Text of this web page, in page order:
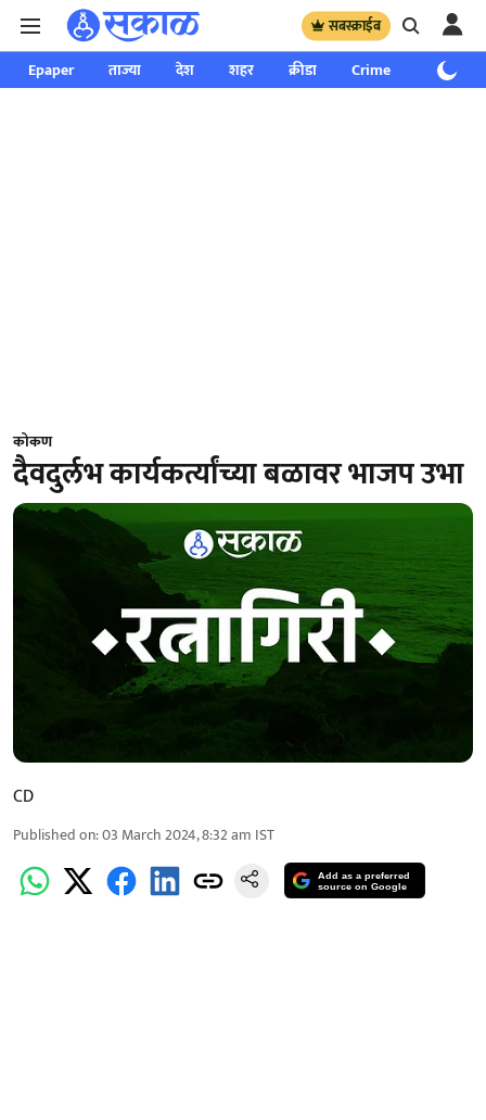
सबस्क्राईब
Epaper ताज्या देश शहर क्रीडा Crime साप्ताहिक
कोकण
दैवदुर्लभ कार्यकर्त्यांच्या बळावर भाजप उभा
CD
Published on:03 March 2024, 8:32 am IST
Add as a preferred
source on Google